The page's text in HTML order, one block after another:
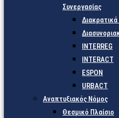
Συνεργασίας
INTERREG
INTERACT
ESPON
URBACT
Αναπτυξιακός Νόμος
Θεσμικό Πλαίσιο